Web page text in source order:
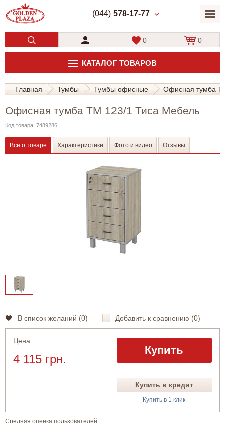
(044) 578-17-77
КАТАЛОГ ТОВАРОВ
0 0
Главная Тумбы Тумбы офисные Офисная тумба
Офисная тумба ТМ 123/1 Тиса Мебель
Код товара: 7489286
Все о товаре Характеристики Фото и видео Отзывы
В список желаний (0) Добавить к сравнению (0)
Цена
4 115 грн.
Купить
Купить в кредит
Купить в 1 клик
Средняя оценка пользователей: